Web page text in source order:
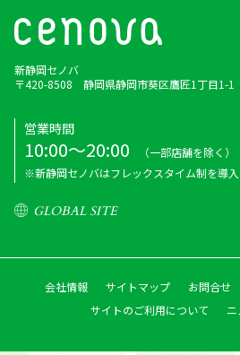
新静岡セノバ
〒420-8508 静岡県静岡市葵区鷹匠1丁目1-1
営業時間
10:00～20:00
（一部店舗を除く）
※新静岡セノバはフレックスタイム制を導
GLOBAL SITE
会社情報 サイトマップ お問合せ
サイトのご利用について
Copyright © Shizutetsu Property Management